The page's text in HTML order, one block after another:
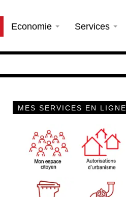
Economie Services
MES SERVICES EN LIGNE